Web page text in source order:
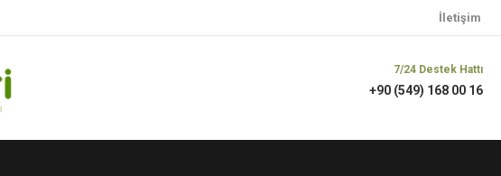
İletişim
7/24 Destek Hattı
+90 (549) 168 00 16